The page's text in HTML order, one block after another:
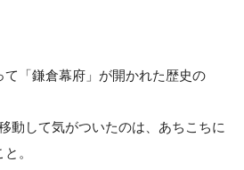
「鎌倉幕府」が開かれた歴史の
動して気がついたのは、あちこちに
。